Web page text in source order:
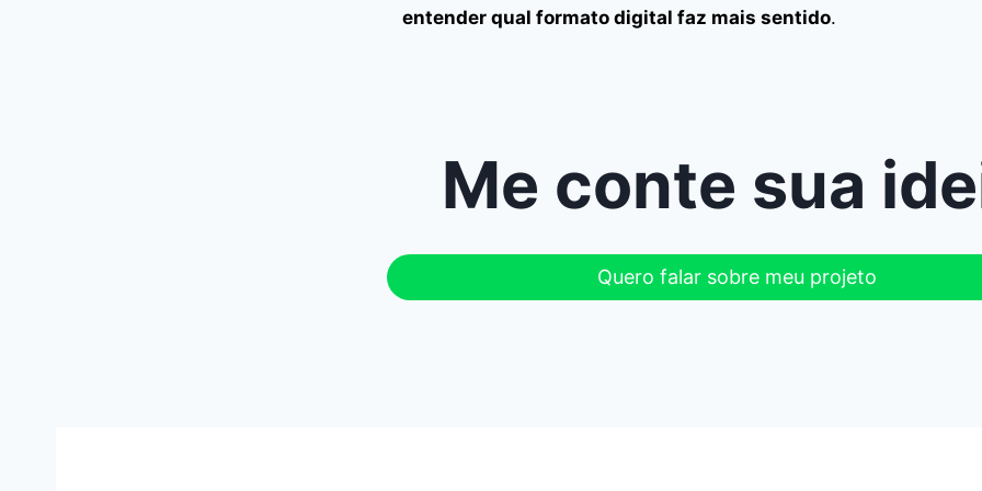
entender qual formato digital faz mais sentido.
Me conte sua
Quero falar sobre meu projeto